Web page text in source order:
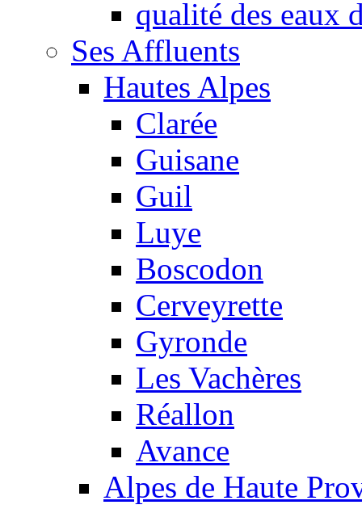
qualité des eaux
Ses Affluents
Hautes Alpes
Clarée
Guisane
Guil
Luye
Boscodon
Cerveyrette
Gyronde
Les Vachères
Réallon
Avance
Alpes de Haute